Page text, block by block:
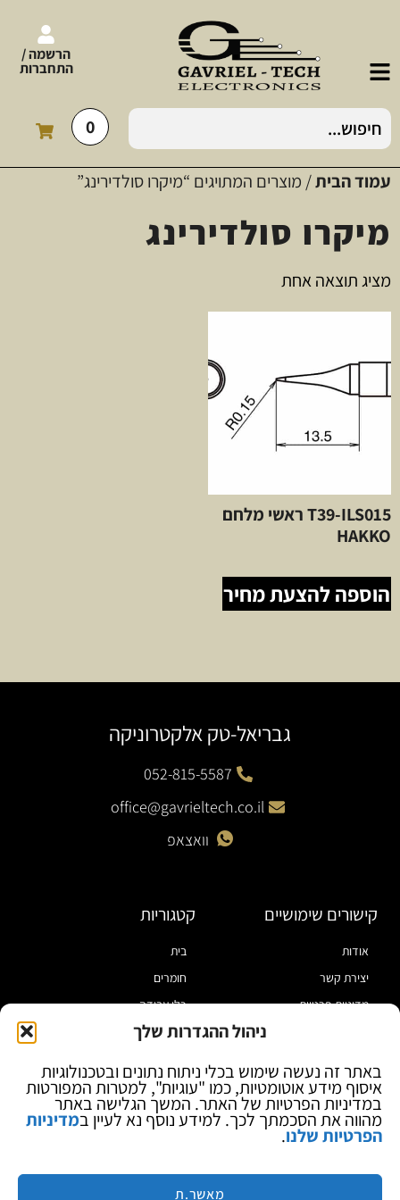
ניהול ההגדרות שלך
באתר זה נעשה שימוש בכלי ניתוח נתונים ובטכנולוגיות
איסוף מידע אוטומטיות, כמו "עוגיות", למטרות המפורטות
במדיניות הפרטיות של האתר. המשך הגלישה באתר
מהווה את הסכמתך לכך. למידע נוסף נא לעיין במדיניות
הפרטיות שלנו.
מאשר.ת
הרשמה /
התחברות
0
עמוד הבית/ מוצרים המתויגים “מיקרו סולדירינג”
מיקרו סולדירינג
מציג תוצאה אחת
T39-ILS015 ראשי מלחם
HAKKO
הוספה להצעת מחיר
גבריאל-טק אלקטרוניקה
052-815-5587
office@gavrieltech.co.il
וואצאפ
קישורים שימושיים
אודות
יצירת קשר
מדיניות פרטיות
בלוג
קטגוריות
בית
חומרים
כלי עבודה
מוצרי הלחמה
ספקי כח ומודדים
ציוד אופטי להגדלה
מותגים